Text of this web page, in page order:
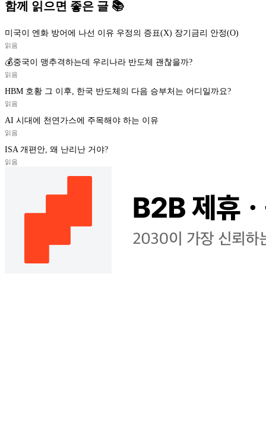
함께 읽으면 좋은 글 📚
미국이 엔화 방어에 나선 이유 우정의 증표(X) 장기금리 안정(O)
읽음
💰중국이 맹추격하는데 우리나라 반도체 괜찮을까?
읽음
HBM 호황 그 이후, 한국 반도체의 다음 승부처는 어디일까요?
읽음
AI 시대에 천연가스에 주목해야 하는 이유
읽음
ISA 개편안, 왜 난리난 거야?
읽음